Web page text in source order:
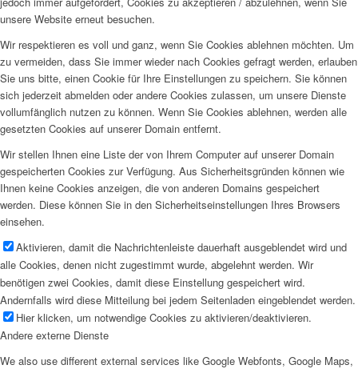
unsere Website erneut besuchen.
Wir respektieren es voll und ganz, wenn Sie Cookies ablehnen möchten. Um
zu vermeiden, dass Sie immer wieder nach Cookies gefragt werden, erlauben
Sie uns bitte, einen Cookie für Ihre Einstellungen zu speichern. Sie können
sich jederzeit abmelden oder andere Cookies zulassen, um unsere Dienste
vollumfänglich nutzen zu können. Wenn Sie Cookies ablehnen, werden alle
gesetzten Cookies auf unserer Domain entfernt.
Wir stellen Ihnen eine Liste der von Ihrem Computer auf unserer Domain
gespeicherten Cookies zur Verfügung. Aus Sicherheitsgründen können wie
Ihnen keine Cookies anzeigen, die von anderen Domains gespeichert
werden. Diese können Sie in den Sicherheitseinstellungen Ihres Browsers
einsehen.
Aktivieren, damit die Nachrichtenleiste dauerhaft ausgeblendet wird und
alle Cookies, denen nicht zugestimmt wurde, abgelehnt werden. Wir
benötigen zwei Cookies, damit diese Einstellung gespeichert wird.
Andernfalls wird diese Mitteilung bei jedem Seitenladen eingeblendet werden.
Hier klicken, um notwendige Cookies zu aktivieren/deaktivieren.
Andere externe Dienste
We also use different external services like Google Webfonts, Google Maps,